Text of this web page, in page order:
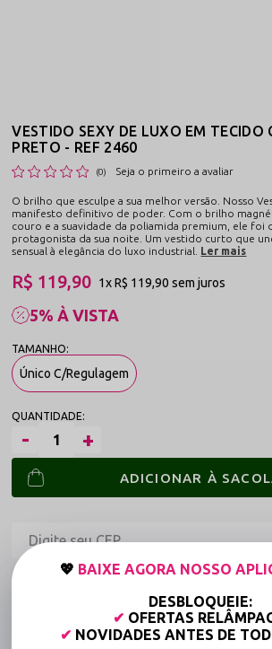
VESTIDO SEXY DE LUXO EM TECIDO
PRETO - REF 2460
(0) Seja o primeiro a avaliar
O brilho que esculpe a sua melhor versão. Nosso
manifesto definitivo de poder. Com o brilho
couro e a suavidade da poliamida premium, ele foi
protagonista da sua noite. Um vestido curto que
sensual à elegância do luxo industrial.
Ler mais
5% À VISTA
R$ 119,90 1xR$ 119,90sem juros
Único C/Regulagem
ADICIONAR À
Até 6x Sem Juros (Varejo)
💖 BAIXE AGORA NOSSO
DESBLOQUEIE:
✔ OFERTAS
✔ NOVIDADES ANTES DE